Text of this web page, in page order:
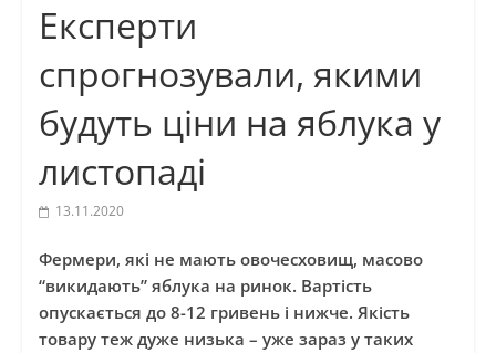
Експерти
спрогнозували, якими
будуть ціни на яблука у
листопаді
13.11.2020
Фермери, які не мають овочесховищ, масово
“викидають” яблука на ринок. Вартість
опускається до 8-12 гривень і нижче. Якість
товару теж дуже низька – уже зараз у таких